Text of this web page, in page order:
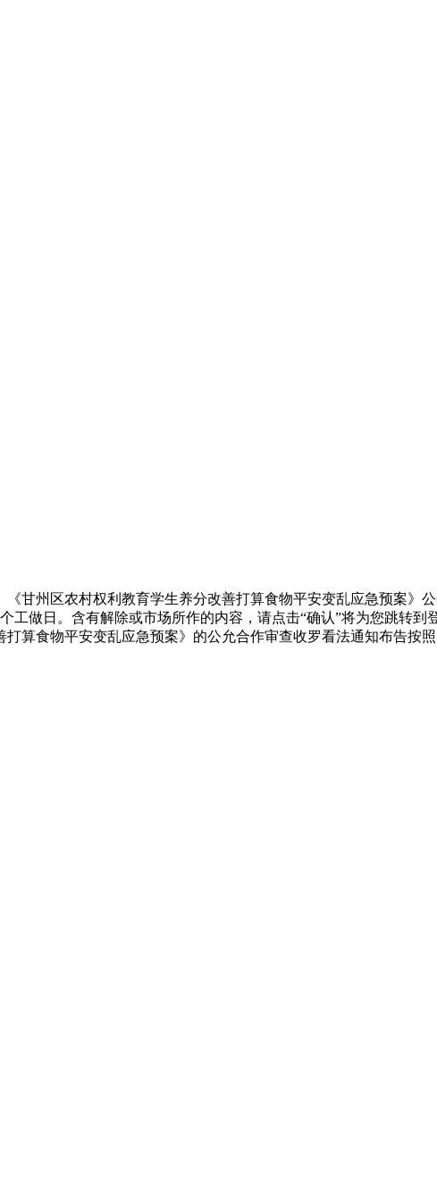
州区农村权利教育学生养分改善打算食物平安变乱应急预案》
工做日。含有解除或市场所作的内容，请点击“确认”将为您跳转
算食物平安变乱应急预案》的公允合作审查收罗看法通知布告按